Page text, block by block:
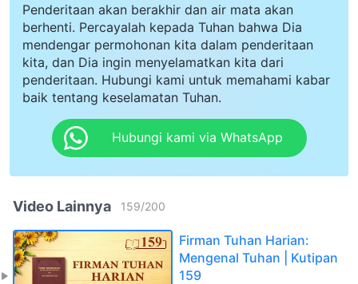
Penderitaan akan berakhir dan air mata akan
berhenti. Percayalah kepada Tuhan bahwa Dia
mendengar permohonan kita dalam penderitaan
kita, dan Dia ingin menyelamatkan kita dari
penderitaan. Hubungi kami untuk memahami kabar
baik tentang keselamatan Tuhan.
Hubungi kami via WhatsApp
Video Lainnya 159/200
Firman Tuhan Harian:
Mengenal Tuhan | Kutipan
159